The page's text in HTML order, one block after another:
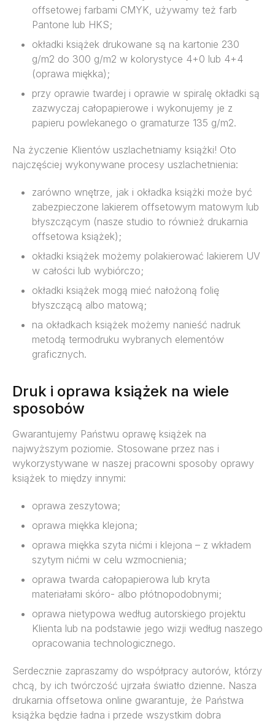
offsetowej farbami CMYK, używamy też farb
Pantone lub HKS;
okładki książek drukowane są na kartonie 230
g/m2 do 300 g/m2 w kolorystyce 4+0 lub 4+4
(oprawa miękka);
przy oprawie twardej i oprawie w spiralę okładki są
zazwyczaj całopapierowe i wykonujemy je z
papieru powlekanego o gramaturze 135 g/m2.
Na życzenie Klientów uszlachetniamy książki! Oto
najczęściej wykonywane procesy uszlachetnienia:
zarówno wnętrze, jak i okładka książki może być
zabezpieczone lakierem offsetowym matowym lub
błyszczącym (nasze studio to również drukarnia
offsetowa książek);
okładki książek możemy polakierować lakierem UV
w całości lub wybiórczo;
okładki książek mogą mieć nałożoną folię
błyszczącą albo matową;
na okładkach książek możemy nanieść nadruk
metodą termodruku wybranych elementów
graficznych.
Druk i oprawa książek na wiele
sposobów
Gwarantujemy Państwu oprawę książek na
najwyższym poziomie. Stosowane przez nas i
wykorzystywane w naszej pracowni sposoby oprawy
książek to między innymi:
oprawa zeszytowa;
oprawa miękka klejona;
oprawa miękka szyta nićmi i klejona – z wkładem
szytym nićmi w celu wzmocnienia;
oprawa twarda całopapierowa lub kryta
materiałami skóro- albo płótnopodobnymi;
oprawa nietypowa według autorskiego projektu
Klienta lub na podstawie jego wizji według naszego
opracowania technologicznego.
Serdecznie zapraszamy do współpracy autorów, którzy
chcą, by ich twórczość ujrzała światło dzienne. Nasza
drukarnia offsetowa online gwarantuje, że Państwa
książka będzie ładna i przede wszystkim dobra